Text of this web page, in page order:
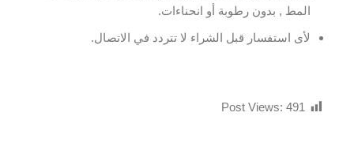
المط , بدون رطوبة أو انحناءات.
لأى استفسار قبل الشراء لا تتردد في الاتصال.
Post Views: 491